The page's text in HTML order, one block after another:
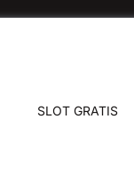
SLOT GRATIS